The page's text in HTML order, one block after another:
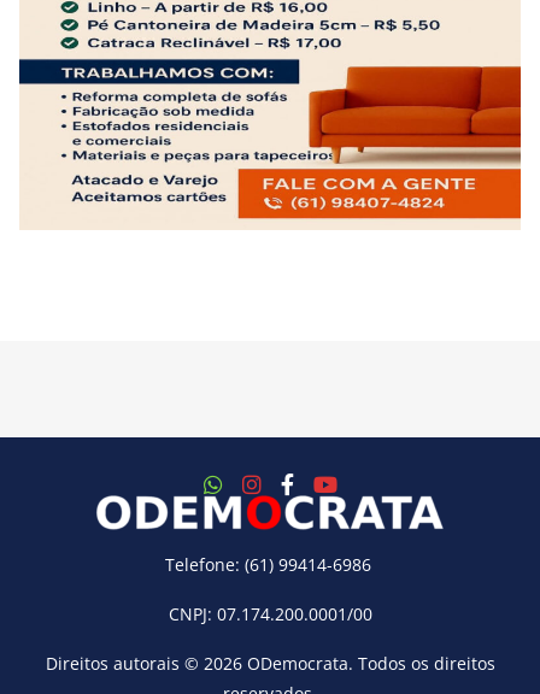
Telefone: (61) 99414-6986
CNPJ: 07.174.200.0001/00
Direitos autorais © 2026 ODemocrata. Todos os direitos